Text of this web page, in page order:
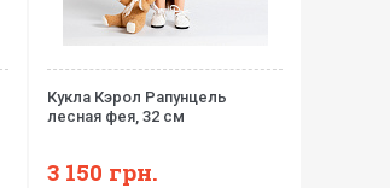
Кукла Кэрол Рапунцель
лесная фея, 32 см
3 150 грн.